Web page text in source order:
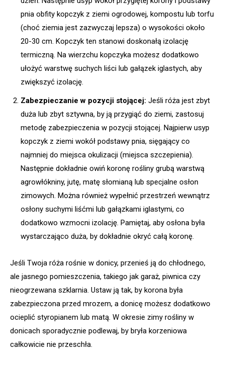
pnia obfity kopczyk z ziemi ogrodowej, kompostu lub torfu
(choć ziemia jest zazwyczaj lepsza) o wysokości około
20-30 cm. Kopczyk ten stanowi doskonałą izolację
termiczną. Na wierzchu kopczyka możesz dodatkowo
ułożyć warstwę suchych liści lub gałązek iglastych, aby
zwiększyć izolację.
Zabezpieczanie w pozycji stojącej: Jeśli róża jest zbyt
duża lub zbyt sztywna, by ją przygiąć do ziemi, zastosuj
metodę zabezpieczenia w pozycji stojącej. Najpierw usyp
kopczyk z ziemi wokół podstawy pnia, sięgający co
najmniej do miejsca okulizacji (miejsca szczepienia).
Następnie dokładnie owiń koronę rośliny grubą warstwą
agrowłókniny, jutę, matę słomianą lub specjalne osłon
zimowych. Można również wypełnić przestrzeń wewnątrz
osłony suchymi liśćmi lub gałązkami iglastymi, co
dodatkowo wzmocni izolację. Pamiętaj, aby osłona była
wystarczająco duża, by dokładnie okryć całą koronę.
Jeśli Twoja róża rośnie w donicy, przenieś ją do chłodnego,
ale jasnego pomieszczenia, takiego jak garaż, piwnica czy
nieogrzewana szklarnia. Ustaw ją tak, by korona była
zabezpieczona przed mrozem, a donicę możesz dodatkowo
ocieplić styropianem lub matą. W okresie zimy rośliny w
donicach sporadycznie podlewaj, by bryła korzeniowa
całkowicie nie przeschła.